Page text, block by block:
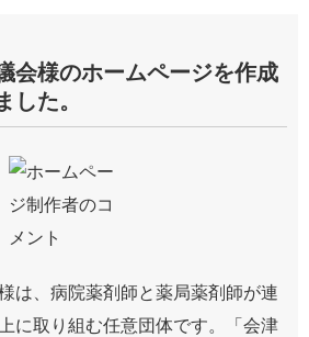
会様のホームページを作成
した。
は、病院薬剤師と薬局薬剤師が連
に取り組む任意団体です。「会津